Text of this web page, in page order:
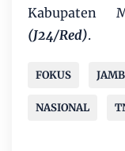
Kabupaten
(J24/Red).
FOKUS
NASIONAL